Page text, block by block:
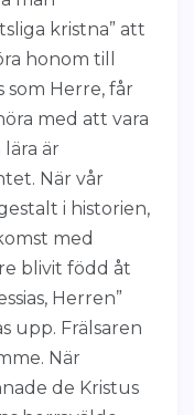
kristna” att
honom till
som Herre, får
med att vara
lära är
När vår
i historien,
med
blivit född åt
Herren”
upp. Frälsaren
När
de Kristus